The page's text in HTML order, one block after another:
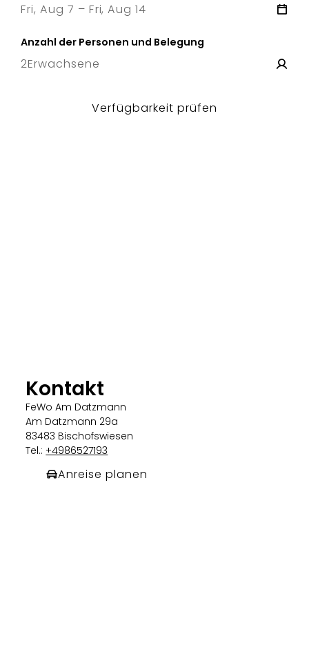
Fri, Aug 7 – Fri, Aug 14
Anzahl der Personen und Belegung
2Erwachsene
Verfügbarkeit prüfen
Kontakt
FeWo Am Datzmann
Am Datzmann 29a
83483 Bischofswiesen
Tel.:+4986527193
Anreise planen